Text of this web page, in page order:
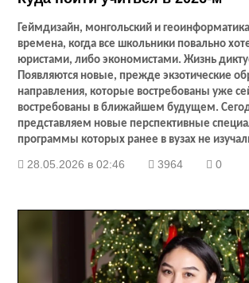
Геймдизайн, монгольский и
времена, когда все школьники повально
юристами, либо экономистами. Жизнь
Появляются новые, прежде экзотические
направления, которые востребованы уже
востребованы в ближайшем будущем.
представляем новые перспективные
программы которых ранее в вузах не
28.05.2026 в 02:46 3964 0